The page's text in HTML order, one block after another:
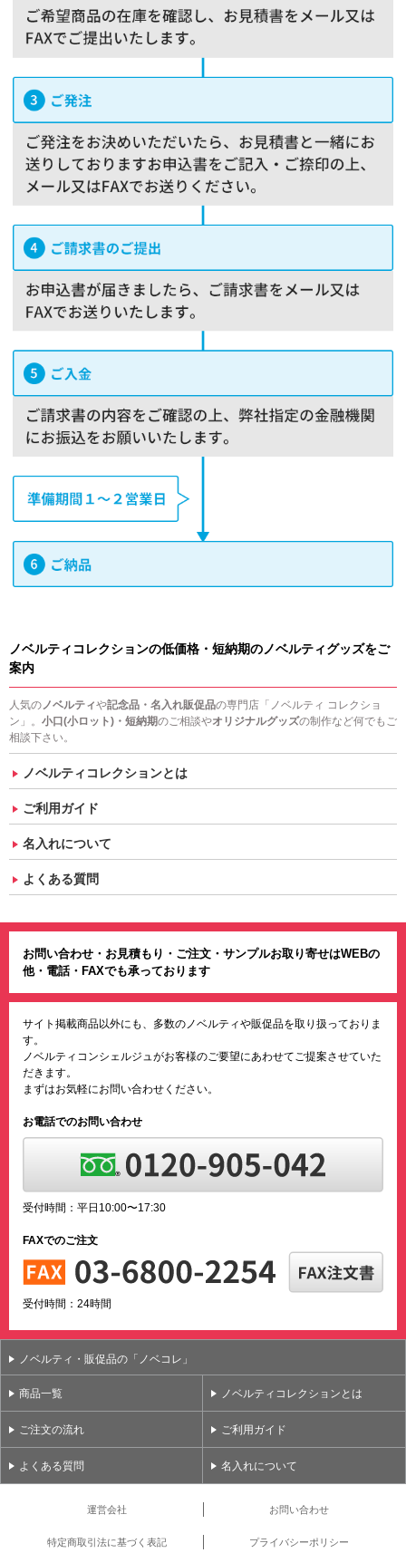
ノベルティコレクションの低価格・短納期のノベルティグッズをご
案内
人気のノベルティや記念品・名入れ販促品の専門店「ノベルティ コレクショ
ン」。 小口(小ロット)・短納期のご相談やオリジナルグッズの制作など何でもご
相談下さい。
ノベルティコレクションとは
ご利用ガイド
名入れについて
よくある質問
お問い合わせ・お見積もり・ご注文・サンプルお取り寄せはWEBの
他・電話・FAXでも承っております
サイト掲載商品以外にも、多数のノベルティや販促品を取り扱っておりま
す。
ノベルティコンシェルジュがお客様のご要望にあわせてご提案させていた
だきます。
まずはお気軽にお問い合わせください。
お電話でのお問い合わせ
受付時間：平日10:00〜17:30
FAXでのご注文
受付時間：24時間
ノベルティ・販促品の「ノベコレ」
商品一覧 ノベルティコレクションとは
ご注文の流れ ご利用ガイド
よくある質問 名入れについて
運営会社 お問い合わせ
特定商取引法に基づく表記 プライバシーポリシー